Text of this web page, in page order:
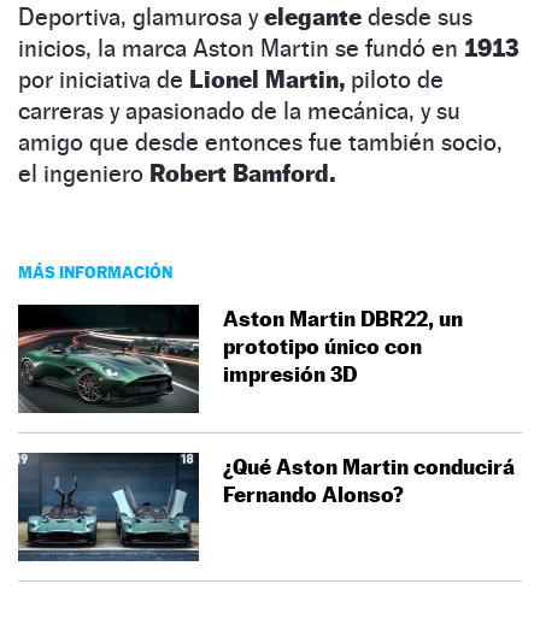
Deportiva, glamurosa yelegante desde sus
inicios, la marca Aston Martin se fundó en 1913
por iniciativa de Lionel Martin, piloto de
carreras y apasionado de la mecánica, y su
amigo que desde entonces fue también socio,
el ingeniero Robert Bamford.
MÁS INFORMACIÓN
Aston Martin DBR22, un
prototipo único con
impresión 3D
¿Qué Aston Martin conducirá
Fernando Alonso?